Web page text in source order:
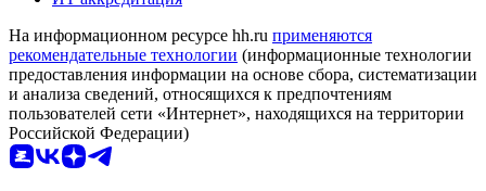
На информационном ресурсе hh.ru применяются
рекомендательные технологии (информационные технологии
предоставления информации на основе сбора, систематизации
и анализа сведений, относящихся к предпочтениям
пользователей сети «Интернет», находящихся на территории
Российской Федерации)